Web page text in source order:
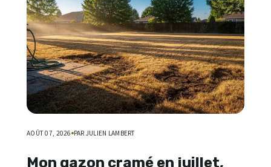
AOÛT 07, 2026 PAR JULIEN LAMBERT
Mon gazon cramé en juillet,